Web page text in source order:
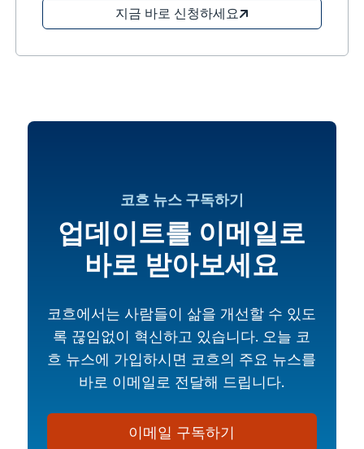
지금 바로 신청하세요
코흐 뉴스 구독하기
업데이트를 이메일로
바로 받아보세요
코흐에서는 사람들이 삶을 개선할 수 있도
록 끊임없이 혁신하고 있습니다. 오늘 코
흐 뉴스에 가입하시면 코흐의 주요 뉴스를
바로 이메일로 전달해 드립니다.
이메일 구독하기